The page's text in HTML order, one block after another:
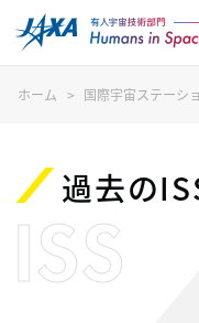
ホーム 国際宇宙ステーシ
過去の
ISS